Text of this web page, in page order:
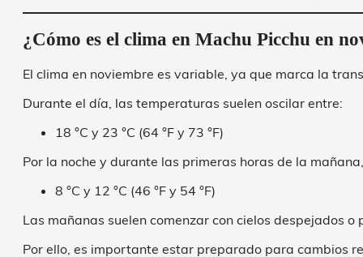
¿Cómo es el clima en Machu Picchu en
El clima en noviembre es variable, ya que marca la
Durante el día, las temperaturas suelen oscilar entre:
18 °C y 23 °C (64 °F y 73 °F)
Por la noche y durante las primeras horas de la
8 °C y 12 °C (46 °F y 54 °F)
Las mañanas suelen comenzar con cielos despejados
Por ello, es importante estar preparado para cambios